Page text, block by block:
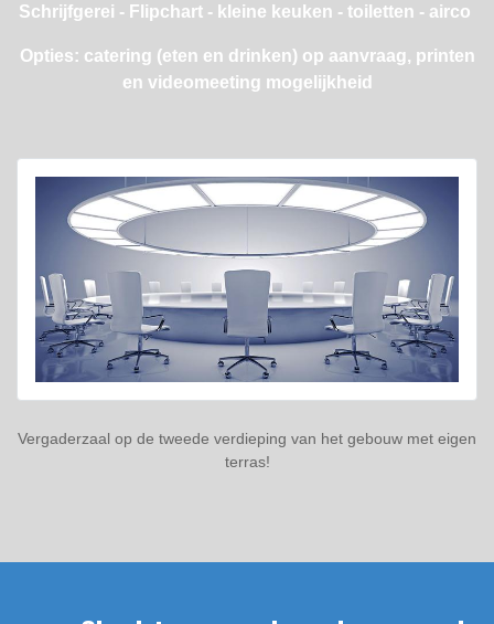
Schrijfgerei - Flipchart - kleine keuken - toiletten - airco
Opties: catering (eten en drinken) op aanvraag, printen
en videomeeting mogelijkheid
Vergaderzaal op de tweede verdieping van het gebouw met eigen
terras!